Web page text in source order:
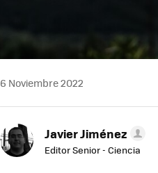
6 Noviembre 2022
Javier Jiménez
Editor Senior - Ciencia